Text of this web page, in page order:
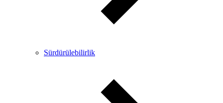
Sürdürülebilirlik